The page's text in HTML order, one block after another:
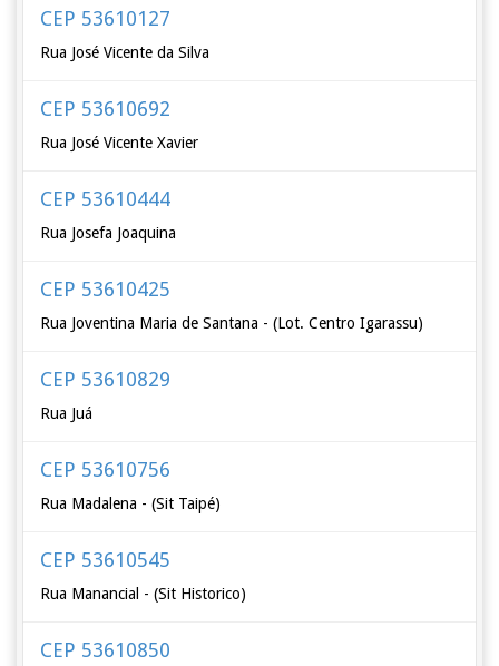
CEP 53610127
Rua José Vicente da Silva
CEP 53610692
Rua José Vicente Xavier
CEP 53610444
Rua Josefa Joaquina
CEP 53610425
Rua Joventina Maria de Santana - (Lot. Centro Igarassu)
CEP 53610829
Rua Juá
CEP 53610756
Rua Madalena - (Sit Taipé)
CEP 53610545
Rua Manancial - (Sit Historico)
CEP 53610850